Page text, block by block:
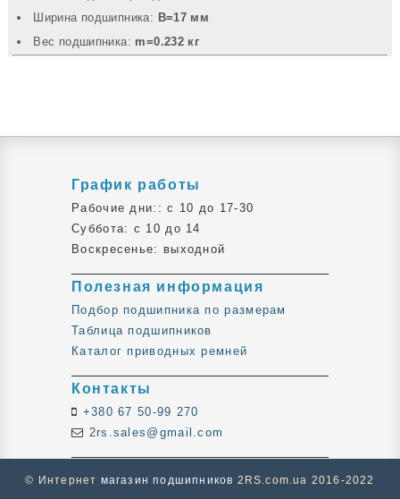
Ширина подшипника: B=17 мм
Вec подшипника: m=0.232 кг
График работы
Рабочие дни:: c 10 до 17-30
Суббота: c 10 до 14
Воскресенье: выходной
Полезная информация
Подбор подшипника по размерам
Таблица подшипников
Каталог приводных ремней
Контакты
+380 67 50-99 270
2rs.sales@gmail.com
© Интернет магазин подшипников 2RS.com.ua 2016-2022